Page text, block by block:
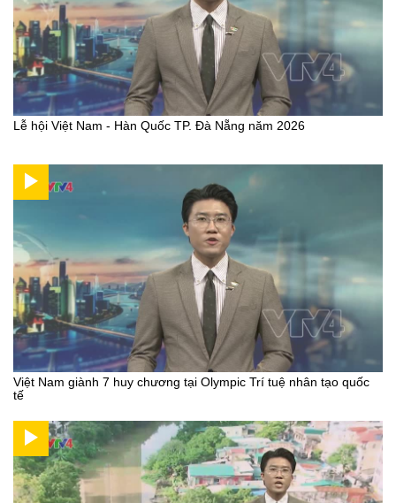
Lễ hội Việt Nam - Hàn Quốc TP. Đà Nẵng năm 2026
Việt Nam giành 7 huy chương tại Olympic Trí tuệ nhân tạo quốc
tế